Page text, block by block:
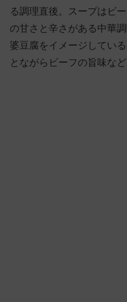
る調理直後。スープはビ
の甘さと辛さがある中華
婆豆腐をイメージしてい
とながらビーフの旨味な